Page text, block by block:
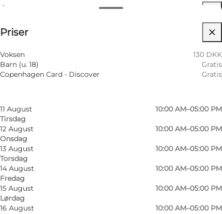
Filtrér efter måned
7 August
Fredag
8 August
Lørdag
10:00 AM–05:00 PM
11 August
Tirsdag
10:00 AM–05:00 PM
12 August
Onsdag
10:00 AM–05:00 PM
13 August
Torsdag
10:00 AM–05:00 PM
14 August
Fredag
10:00 AM–05:00 PM
15 August
Lørdag
10:00 AM–05:00 PM
16 August
10:00 AM–05:00 PM
Priser
Voksen
130 DKK
Barn (u. 18)
Gratis
Copenhagen Card - Discover
Gratis
⌘